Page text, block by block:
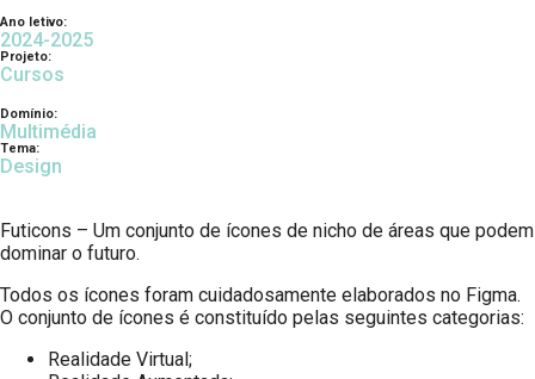
Ano letivo:
2024-2025
Projeto:
Cursos
Domínio:
Multimédia
Tema:
Design
Futicons – Um conjunto de ícones de nicho de áreas que podem
dominar o futuro.
Todos os ícones foram cuidadosamente elaborados no Figma.
O conjunto de ícones é constituído pelas seguintes categorias:
Realidade Virtual;